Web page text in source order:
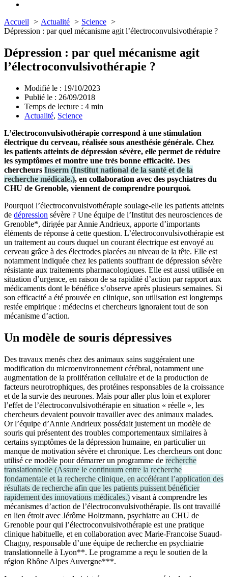
Accueil Actualité
Science
Dépression : par quel mécanisme agit l’électroconvulsivothérapie ?
Dépression : par quel mécanisme agit
l’électroconvulsivothérapie ?
Modifié le : 19/10/2023
Publié le : 26/09/2018
Temps de lecture : 4 min
Actualité, Science
L’électroconvulsivothérapie correspond à une stimulation
électrique du cerveau, réalisée sous anesthésie générale. Chez
les patients atteints de dépression sévère, elle permet de réduire
les symptômes et montre une très bonne efficacité. Des
chercheurs Inserm (Institut national de la santé et de la
recherche médicale.), en collaboration avec des psychiatres du
CHU de Grenoble, viennent de comprendre pourquoi.
Pourquoi l’électroconvulsivothérapie soulage-elle les patients atteints
de dépression sévère ? Une équipe de l’Institut des neurosciences de
Grenoble*, dirigée par Annie Andrieux, apporte d’importants
éléments de réponse à cette question. L’électroconvulsivothérapie est
un traitement au cours duquel un courant électrique est envoyé au
cerveau grâce à des électrodes placées au niveau de la tête. Elle est
notamment indiquée chez les patients souffrant de dépression sévère
résistante aux traitements pharmacologiques. Elle est aussi utilisée en
situation d’urgence, en raison de sa rapidité d’action par rapport aux
médicaments dont le bénéfice s’observe après plusieurs semaines. Si
son efficacité a été prouvée en clinique, son utilisation est longtemps
restée empirique : médecins et chercheurs ignoraient tout de son
mécanisme d’action.
Un modèle de souris dépressives
Des travaux menés chez des animaux sains suggéraient une
modification du microenvironnement cérébral, notamment une
augmentation de la prolifération cellulaire et de la production de
facteurs neurotrophiques, des protéines responsables de la croissance
et de la survie des neurones. Mais pour aller plus loin et explorer
l’effet de l’électroconvulsivothérapie en situation « réelle », les
chercheurs devaient pouvoir travailler avec des animaux malades.
Or l’équipe d’Annie Andrieux possédait justement un modèle de
souris qui présentent des troubles comportementaux similaires à
certains symptômes de la dépression humaine, en particulier un
manque de motivation sévère et chronique. Les chercheurs ont donc
utilisé ce modèle pour démarrer un programme de recherche
translationnelle (Assure le continuum entre la recherche
fondamentale et la recherche clinique, en accélérant l’application des
résultats de recherche afin que les patients puissent bénéficier
rapidement des innovations médicales.) visant à comprendre les
mécanismes d’action de l’électroconvulsivothérapie. Ils ont travaillé
en lien étroit avec Jérôme Holtzmann, psychiatre au CHU de
Grenoble pour qui l’électroconvulsivothérapie est une pratique
clinique habituelle, et en collaboration avec Marie-Francoise Suaud-
Chagny, responsable d’une équipe de recherche en psychiatrie
translationnelle à Lyon**. Le programme a reçu le soutien de la
région Rhône Alpes Auvergne***.